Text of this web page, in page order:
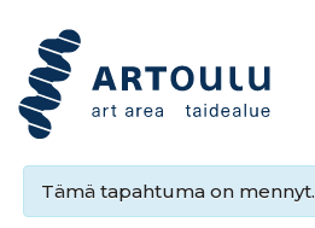
Tämä tapahtuma on mennyt.